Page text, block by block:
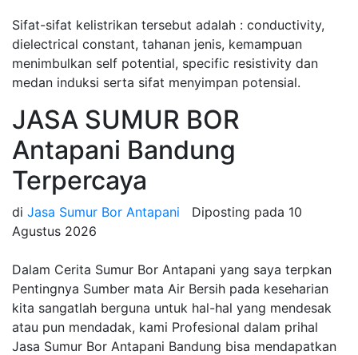
Sifat-sifat kelistrikan tersebut adalah : conductivity,
dielectrical constant, tahanan jenis, kemampuan
menimbulkan self potential, specific resistivity dan
medan induksi serta sifat menyimpan potensial.
JASA SUMUR BOR
Antapani Bandung
Terpercaya
di Jasa Sumur Bor Antapani Diposting pada 10
Agustus 2026
Dalam Cerita Sumur Bor Antapani yang saya terpkan
Pentingnya Sumber mata Air Bersih pada keseharian
kita sangatlah berguna untuk hal-hal yang mendesak
atau pun mendadak, kami Profesional dalam prihal
Jasa Sumur Bor Antapani Bandung bisa mendapatkan